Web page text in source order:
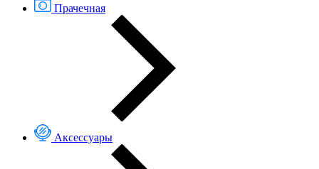
Прачечная
Аксессуары